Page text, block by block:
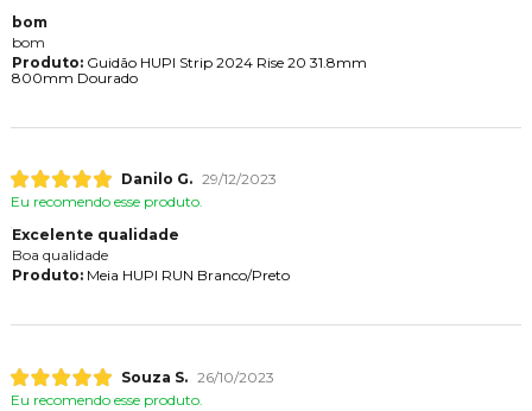
bom
bom
Produto:Guidão HUPI Strip 2024 Rise 20 31.8mm
800mm Dourado
Danilo G. 29/12/2023
Eu recomendo esse produto.
Excelente qualidade
Boa qualidade
Produto:Meia HUPI RUN Branco/Preto
Souza S. 26/10/2023
Eu recomendo esse produto.